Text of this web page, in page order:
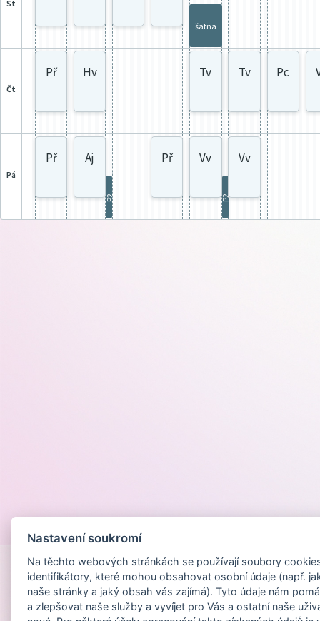
st
šatna
čt
Př Hv Tv Tv Pc
pá
Př Aj Př Vv Vv
P2 P2
Nastavení soukromí
Na těchto webových stránkách se používají soubory
identifikátory, které mohou obsahovat osobní údaje (např.
naše stránky a jaký obsah vás zajímá). Tyto údaje nám
a zlepšovat naše služby a vyvíjet pro Vás a ostatní naše